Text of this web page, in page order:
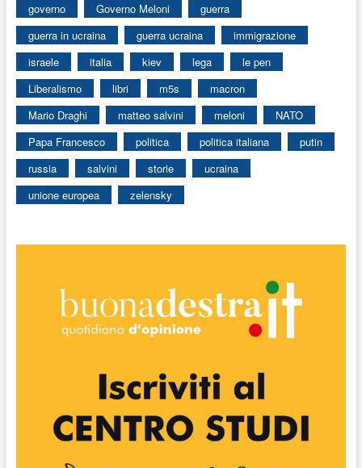
governo
Governo Meloni
guerra
guerra in ucraina
guerra ucraina
immigrazione
israele
italia kiev lega
le pen
Liberalismo
libri m5s
macron
Mario Draghi
matteo salvini meloni
NATO
Papa Francesco
politica politica italiana
putin
russia
salvini storie
ucraina
unione europea
zelensky